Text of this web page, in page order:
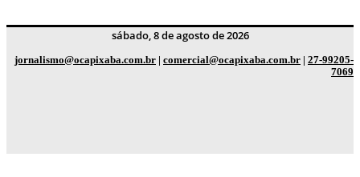
sábado, 8 de agosto de 2026
jornalismo@ocapixaba.com.br | comercial@ocapixaba.com.br | 27-99205-
7069